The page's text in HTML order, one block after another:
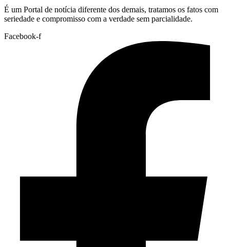
É um Portal de notícia diferente dos demais, tratamos os fatos com
seriedade e compromisso com a verdade sem parcialidade.
Facebook-f